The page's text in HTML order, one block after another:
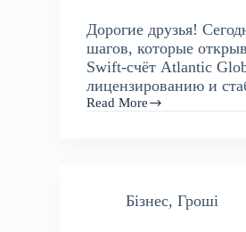
Дорогие друзья!
шагов, которые
Swift-счёт Atlantic
лицензированию и
Read More
Бізнес,Гроші